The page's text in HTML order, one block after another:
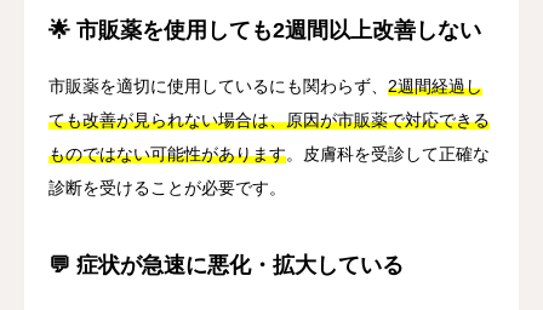
🌟 市販薬を使用しても2週間以上改善しない
市販薬を適切に使用しているにも関わらず、 2週間経過し
ても改善が見られない場合は、原因が市販薬で対応できる
ものではない可能性があります。皮膚科を受診して正確な
診断を受けることが必要です。
💬 症状が急速に悪化・拡大している